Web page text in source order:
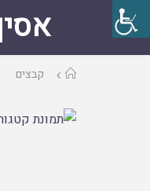
עמודקבצים